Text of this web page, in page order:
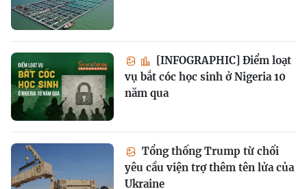
[INFOGRAPHIC] Điểm loạt
vụ bắt cóc học sinh ở Nigeria 10
năm qua
Tổng thống Trump từ chối
yêu cầu viện trợ thêm tên lửa của
Ukraine